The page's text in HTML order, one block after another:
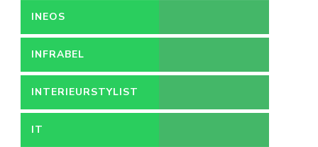
INEOS
INFRABEL
INTERIEURSTYLIST
IT